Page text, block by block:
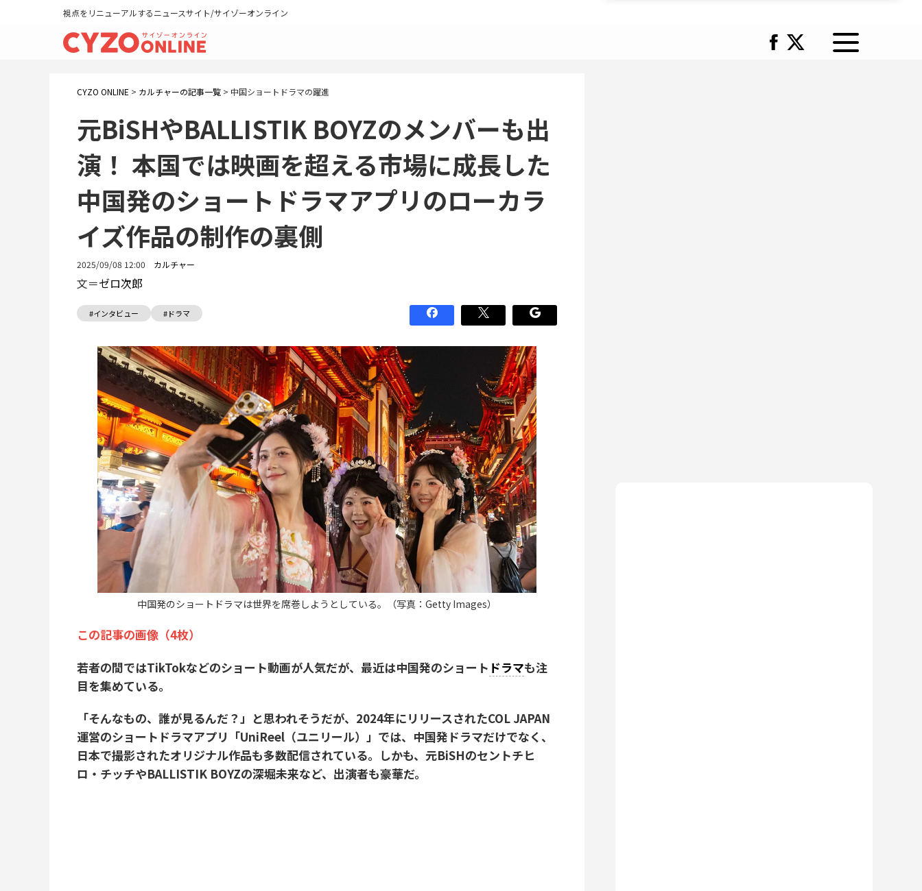
視点をリニューアルするニュースサイト/サイゾーオンライン
CYZO ONLINE > カルチャーの記事一覧 > 中国ショートドラマの躍進
元BiSHやBALLISTIK BOYZのメンバーも出
演！ 本国では映画を超える市場に成長した
中国発のショートドラマアプリのローカラ
イズ作品の制作の裏側
2025/09/08 12:00 カルチャー
文＝ゼロ次郎
#インタビュー #ドラマ
中国発のショートドラマは世界を席巻しようとしている。（写真：Getty Images）
この記事の画像（4枚）
若者の間ではTikTokなどのショート動画が人気だが、最近は中国発のショート ドラマも注
目を集めている。
「そんなもの、誰が見るんだ？」と思われそうだが、2024年にリリースされたCOL JAPAN
運営のショートドラマアプリ「UniReel（ユニリール）」では、中国発ドラマだけでなく、
日本で撮影されたオリジナル作品も多数配信されている。しかも、元BiSHのセントチヒ
ロ・チッチやBALLISTIK BOYZの深堀未来など、出演者も豪華だ。